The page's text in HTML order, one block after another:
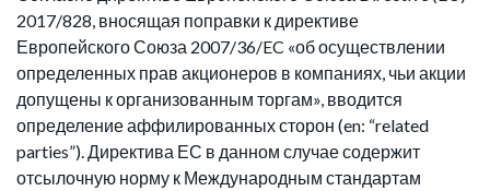
2017/828, вносящая поправки к директиве
Европейского Союза 2007/36/EC «об осуществлении
определенных прав акционеров в компаниях, чьи акции
допущены к организованным торгам», вводится
определение аффилированных сторон (en: “related
parties”). Директива ЕС в данном случае содержит
отсылочную норму к Международным стандартам